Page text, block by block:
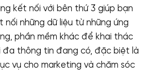
kết nối với bên thứ 3 giúp bạn
nối những dữ liệu từ những ứng
phần mềm khác để khai thác
đa thông tin đang có, đặc biệt là
vụ cho marketing và chăm sóc